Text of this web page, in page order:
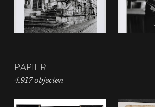
PAPIER
4.917 objecten